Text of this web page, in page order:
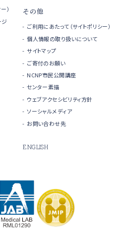
）
ジ
その他
ご利用にあたって（サイトポリシー）
個人情報の取り扱いについて
サイトマップ
ご寄付のお願い
NCNP市民公開講座
センター素描
ウェブアクセシビリティ方針
ソーシャルメディア
お問い合わせ先
ENGLISH